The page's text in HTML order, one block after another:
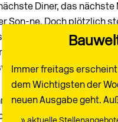
Diner, das nächste
Son­-ne. Doch plötzlich
hoch mit Flachdach und
Landschaft geöffnet – nur
geglaubter Lage?
mit Collagen, um
städtische Szenarien